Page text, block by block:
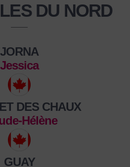
DU NORD
JORNA
Jessica
DES CHAUX
Hélène
GUAY